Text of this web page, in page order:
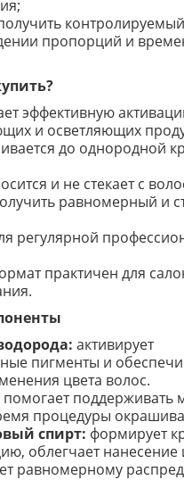
пропорций и
эффективную
и осветляющих
до однородной
и не стекает с
равномерный и
регулярной
практичен для
активирует
пигменты и
цвета волос.
помогает поддерживать
процедуры
спирт: формирует
облегчает нанесение
равномерному